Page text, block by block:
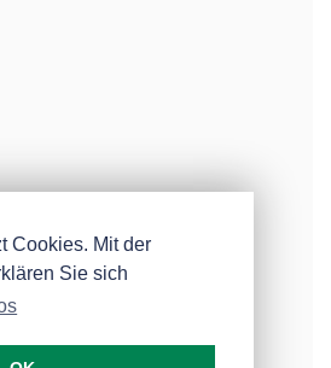
Cookies. Mit der
Sie sich